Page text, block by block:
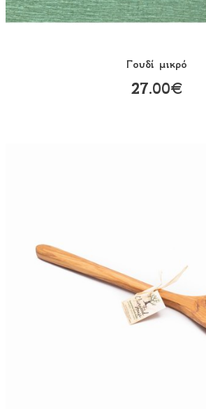
Γουδί μικρό
27.00€